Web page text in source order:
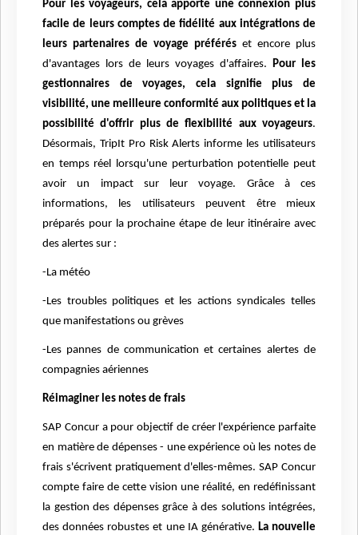
Pour les voyageurs, cela apporte une connexion plus
facile de leurs comptes de fidélité aux intégrations de
leurs partenaires de voyage préférés et encore plus
d'avantages lors de leurs voyages d'affaires. Pour les
gestionnaires de voyages, cela signifie plus de
visibilité, une meilleure conformité aux politiques et la
possibilité d'offrir plus de flexibilité aux voyageurs.
Désormais, TripIt Pro Risk Alerts informe les utilisateurs
en temps réel lorsqu'une perturbation potentielle peut
avoir un impact sur leur voyage. Grâce à ces
informations, les utilisateurs peuvent être mieux
préparés pour la prochaine étape de leur itinéraire avec
des alertes sur :
-La météo
-Les troubles politiques et les actions syndicales telles
que manifestations ou grèves
-Les pannes de communication et certaines alertes de
compagnies aériennes
Réimaginer les notes de frais
SAP Concur a pour objectif de créer l'expérience parfaite
en matière de dépenses - une expérience où les notes de
frais s'écrivent pratiquement d'elles-mêmes. SAP Concur
compte faire de cette vision une réalité, en redéfinissant
la gestion des dépenses grâce à des solutions intégrées,
des données robustes et une IA générative. La nouvelle